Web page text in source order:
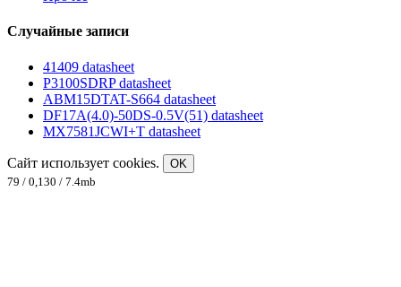
Случайные записи
41409 datasheet
P3100SDRP datasheet
ABM15DTAT-S664 datasheet
DF17A(4.0)-50DS-0.5V(51) datasheet
MX7581JCWI+T datasheet
Сайт использует cookies.
OK
79 / 0,130 / 7.4mb